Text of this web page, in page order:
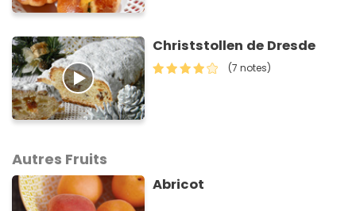
Christstollen de Dresde
(7 notes)
Autres Fruits
Abricot